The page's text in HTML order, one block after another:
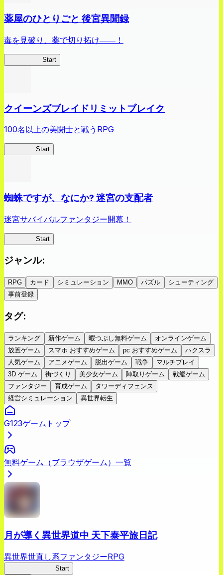
薬屋のひとりごと 後宮異聞録
毒を見破り、薬で切り拓け――！
Start
クイーンズブレイドリミットブレイク
100名以上の美闘士と戦うRPG
Start
蜘蛛ですが、なにか? 迷宮の支配者
迷宮サバイバルファンタジー開幕！
Start
ジャンル:
RPG カード シミュレーション MMO パズル
シューティング
事前登録
タグ:
ランキング 新作ゲーム 暇つぶし無料ゲーム
オンラインゲーム
放置ゲーム
スマホ おすすめゲーム pc おすすめゲーム
ハクスラ
人気ゲーム
アニメゲーム 脱出ゲーム 戦争
マルチプレイ
3D ゲーム
街づくり 美少女ゲーム 陣取りゲーム
戦艦ゲーム
ファンタジー
育成ゲーム
タワーディフェンス
経営シミュレーション
異世界転生
G123ゲームトップ
無料ゲーム（ブラウザゲーム）一覧
月が導く異世界道中 天下泰平旅日記
異世界世直し系ファンタジーRPG
Start